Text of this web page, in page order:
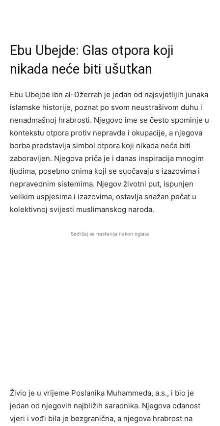
Ebu Ubejde: Glas otpora koji
nikada neće biti ušutkan
Ebu Ubejde ibn al-Džerrah je jedan od najsvjetlijih junaka
islamske historije, poznat po svom neustrašivom duhu i
nenadmašnoj hrabrosti. Njegovo ime se često spominje u
kontekstu otpora protiv nepravde i okupacije, a njegova
borba predstavlja simbol otpora koji nikada neće biti
zaboravljen. Njegova priča je i danas inspiracija mnogim
ljudima, posebno onima koji se suočavaju s izazovima i
nepravednim sistemima. Njegov životni put, ispunjen
velikim uspjesima i izazovima, ostavlja snažan pečat u
kolektivnoj svijesti muslimanskog naroda.
Sadržaj se nastavlja nakon oglasa
Živio je u vrijeme Poslanika Muhammeda, a.s., i bio je
jedan od njegovih najbližih saradnika. Njegova odanost
vjeri i vođi bila je bezgranična, a njegova hrabrost na